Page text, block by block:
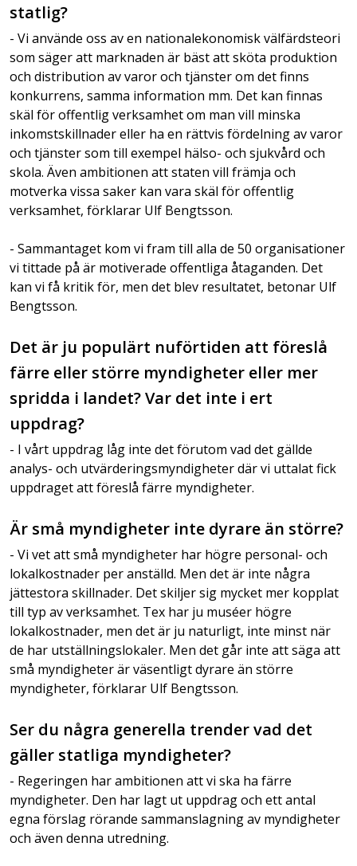
statlig?
- Vi använde oss av en nationalekonomisk välfärdsteori
som säger att marknaden är bäst att sköta produktion
och distribution av varor och tjänster om det finns
konkurrens, samma information mm. Det kan finnas
skäl för offentlig verksamhet om man vill minska
inkomstskillnader eller ha en rättvis fördelning av varor
och tjänster som till exempel hälso- och sjukvård och
skola. Även ambitionen att staten vill främja och
motverka vissa saker kan vara skäl för offentlig
verksamhet, förklarar Ulf Bengtsson.
- Sammantaget kom vi fram till alla de 50 organisationer
vi tittade på är motiverade offentliga åtaganden. Det
kan vi få kritik för, men det blev resultatet, betonar Ulf
Bengtsson.
Det är ju populärt nuförtiden att föreslå
färre eller större myndigheter eller mer
spridda i landet? Var det inte i ert
uppdrag?
- I vårt uppdrag låg inte det förutom vad det gällde
analys- och utvärderingsmyndigheter där vi uttalat fick
uppdraget att föreslå färre myndigheter.
Är små myndigheter inte dyrare än större?
- Vi vet att små myndigheter har högre personal- och
lokalkostnader per anställd. Men det är inte några
jättestora skillnader. Det skiljer sig mycket mer kopplat
till typ av verksamhet. Tex har ju muséer högre
lokalkostnader, men det är ju naturligt, inte minst när
de har utställningslokaler. Men det går inte att säga att
små myndigheter är väsentligt dyrare än större
myndigheter, förklarar Ulf Bengtsson.
Ser du några generella trender vad det
gäller statliga myndigheter?
- Regeringen har ambitionen att vi ska ha färre
myndigheter. Den har lagt ut uppdrag och ett antal
egna förslag rörande sammanslagning av myndigheter
och även denna utredning.